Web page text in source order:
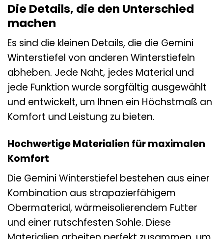
Die Details, die den Unterschied
machen
Es sind die kleinen Details, die die Gemini
Winterstiefel von anderen Winterstiefeln
abheben. Jede Naht, jedes Material und
jede Funktion wurde sorgfältig ausgewählt
und entwickelt, um Ihnen ein Höchstmaß an
Komfort und Leistung zu bieten.
Hochwertige Materialien für maximalen
Komfort
Die Gemini Winterstiefel bestehen aus einer
Kombination aus strapazierfähigem
Obermaterial, wärmeisolierendem Futter
und einer rutschfesten Sohle. Diese